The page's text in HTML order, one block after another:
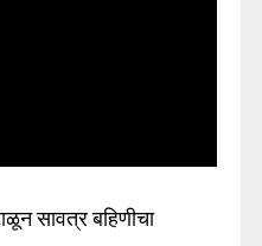
सावत्र बहिणीचा